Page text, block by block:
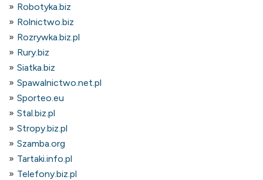
Robotyka.biz
Rolnictwo.biz
Rozrywka.biz.pl
Rury.biz
Siatka.biz
Spawalnictwo.net.pl
Sporteo.eu
Stal.biz.pl
Stropy.biz.pl
Szamba.org
Tartaki.info.pl
Telefony.biz.pl